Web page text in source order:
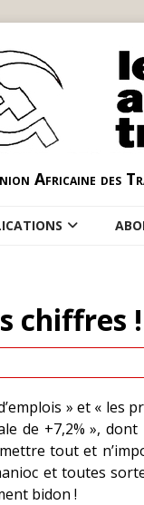
Africaine des
chiffres !
» et «
de +7,2% »,
tout et
et toutes
bidon !